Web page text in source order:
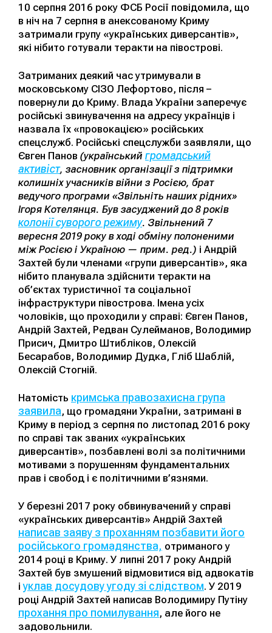
10 серпня 2016 року ФСБ Росії повідомила, що
в ніч на 7 серпня в анексованому Криму
затримали групу «українських диверсантів»,
які нібито готували теракти на півострові.
Затриманих деякий час утримували в
московському СІЗО Лефортово, після –
повернули до Криму. Влада України заперечує
російські звинувачення на адресу українців і
назвала їх «провокацією» російських
спецслужб. Російські спецслужби заявляли, що
Євген Панов (український громадський
активіст, засновник організації з підтримки
колишніх учасників війни з Росією, брат
ведучого програми «Звільніть наших рідних»
Ігоря Котелянця. Був засуджений до 8 років
колонії суворого режиму. Звільнений 7
вересня 2019 року в ході обміну полоненими
між Росією і Україною — прим. ред.) і Андрій
Захтей були членами «групи диверсантів», яка
нібито планувала здійснити теракти на
об’єктах туристичної та соціальної
інфраструктури півострова. Імена усіх
чоловіків, що проходили у справі: Євген Панов,
Андрій Захтей, Редван Сулейманов, Володимир
Присич, Дмитро Штибліков, Олексій
Бесарабов, Володимир Дудка, Гліб Шаблій,
Олексій Стогній.
Натомість кримська правозахисна група
заявила, що громадяни України, затримані в
Криму в період з серпня по листопад 2016 року
по справі так званих «українських
диверсантів», позбавлені волі за політичними
мотивами з порушенням фундаментальних
прав і свобод і є політичними в’язнями.
У березні 2017 року обвинувачений у справі
«українських диверсантів» Андрій Захтей
написав заяву з проханням позбавити його
російського громадянства, отриманого у
2014 році в Криму. У липні 2017 року Андрій
Захтей був змушений відмовитися від адвокатів
іуклав досудову угоду зі слідством. У 2019
році Андрій Захтей написав Володимиру Путіну
прохання про помилування, але його не
задовольнили.